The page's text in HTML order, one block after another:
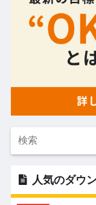
人気のダウ